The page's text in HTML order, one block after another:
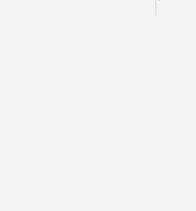
Jahr 2021
auch bei